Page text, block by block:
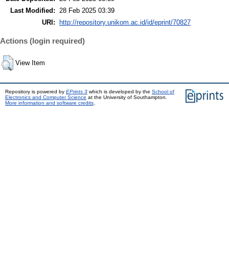
Last Modified:
28 Feb 2025 03:39
URI:
http://repository.unikom.ac.id/id/eprint/70827
Actions (login required)
View Item
Repository is powered by EPrints 3 which is developed by the School of
Electronics and Computer Science at the University of Southampton.
More information and software credits